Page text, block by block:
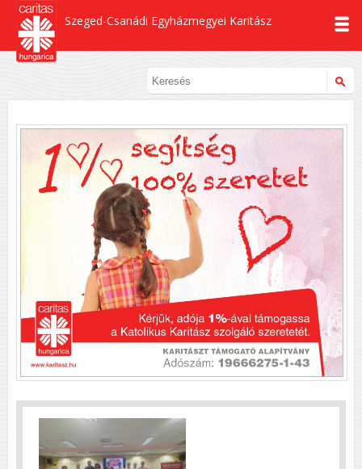
Szeged-Csanádi Egyházmegyei Karitász